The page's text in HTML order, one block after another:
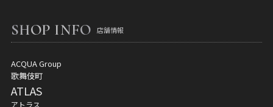
SHOP INFO 店舗情報
ACQUA Group
歌舞伎町
ATLAS
アトラス